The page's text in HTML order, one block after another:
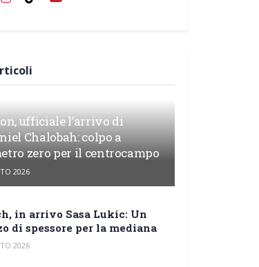
ufficiale l’arrivo di
Chalobah: colpo a
zero per il centrocampo
2026
in arrivo Sasa Lukic: Un
di spessore per la mediana
2026